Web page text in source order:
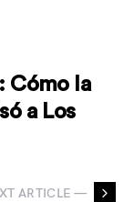
Cómo la
a Los
ARTICLE —